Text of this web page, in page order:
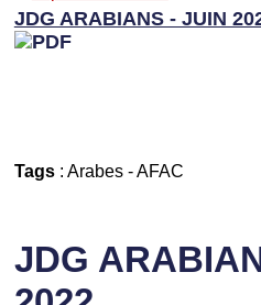
JDG ARABIANS - JUIN
Tags: Arabes-AFAC
JDG